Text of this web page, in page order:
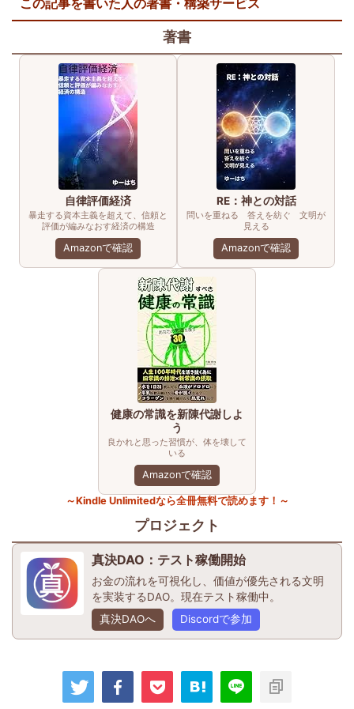
この記事を書いた人の著書・構築サービス
著書
自律評価経済
暴走する資本主義を超えて、信頼と
評価が編みなおす経済の構造
Amazonで確認
RE：神との対話
問いを重ねる 答えを紡ぐ 文明が
見える
Amazonで確認
健康の常識を新陳代謝しよ
う
良かれと思った習慣が、体を壊して
いる
Amazonで確認
～Kindle Unlimitedなら全冊無料で読めます！～
プロジェクト
真決DAO：テスト稼働開始
お金の流れを可視化し、価値が優先される文明
を実装するDAO。現在テスト稼働中。
真決DAOへ
Discordで参加